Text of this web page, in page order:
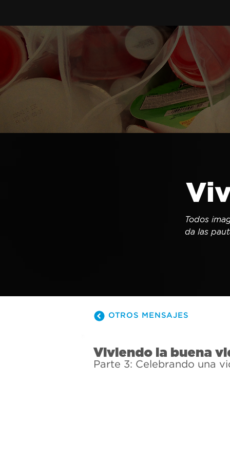
Todos
da las
OTROS MENSAJES
Viviendo la buena
Parte 3: Celebrando una